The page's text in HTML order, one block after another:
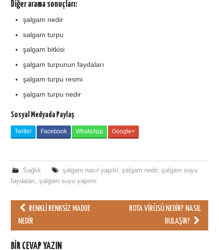
Diğer arama sonuçları:
şalgam nedir
salgam turpu
şalgam bitkisi
şalgam turpunun faydaları
şalgam turpu resmi
şalgam turpu nedir
Sosyal Medyada Paylaş
Twitter Facebook WhatsApp Google+
Sağlık şalgam nasıl yapılır, şalgam nedir, şalgam suyu
faydaları
,şalgam suyu yapımı
Post navigation
RENKLI RENKSIZ MADDE
NEDIR
ROTA VIRÜSÜ NEDIR? NASIL
BULAŞIR?
BIR CEVAP YAZIN